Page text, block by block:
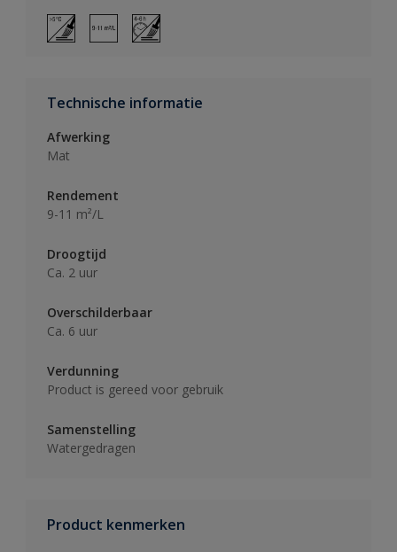
Technische informatie
Afwerking
Mat
Rendement
9-11 m²/L
Droogtijd
Ca. 2 uur
Overschilderbaar
Ca. 6 uur
Verdunning
Product is gereed voor gebruik
Samenstelling
Watergedragen
Product kenmerken